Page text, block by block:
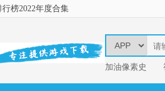
行榜2022年度合集
加油像素史
幂果音频格